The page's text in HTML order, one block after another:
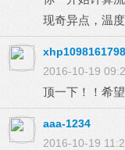
现奇异点，温
xhp1098161798
2016-10-19
顶一下！！希
aaa-1234
2016-10-19